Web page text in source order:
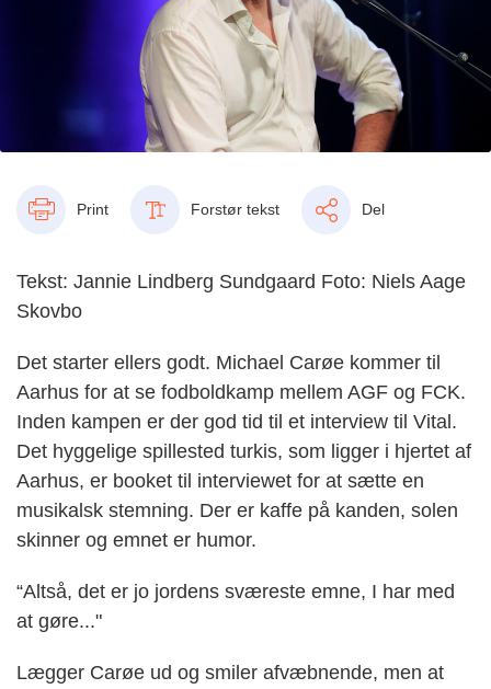
Print Forstør tekst Del
Tekst: Jannie Lindberg Sundgaard Foto: Niels Aage
Skovbo
Det starter ellers godt. Michael Carøe kommer til
Aarhus for at se fodboldkamp mellem AGF og FCK.
Inden kampen er der god tid til et interview til Vital.
Det hyggelige spillested turkis, som ligger i hjertet af
Aarhus, er booket til interviewet for at sætte en
musikalsk stemning. Der er kaffe på kanden, solen
skinner og emnet er humor.
“Altså, det er jo jordens sværeste emne, I har med
at gøre..."
Lægger Carøe ud og smiler afvæbnende, men at